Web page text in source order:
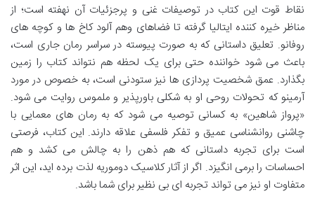
نقاط قوت این کتاب در توصیفات غنی و پرجزئیات آن نهفته است؛ از
مناظر خیره کننده ایتالیا گرفته تا فضاهای وهم آلود کاخ ها و کوچه های
روفانو. تعلیق داستانی که به صورت پیوسته در سراسر رمان جاری است،
باعث می شود خواننده حتی برای یک لحظه هم نتواند کتاب را زمین
بگذارد. عمق شخصیت پردازی ها نیز ستودنی است، به خصوص در مورد
آرمینو که تحولات روحی او به شکلی باورپذیر و ملموس روایت می شود.
«پرواز شاهین» به کسانی توصیه می شود که به رمان های معمایی با
چاشنی روانشناسی عمیق و تفکر فلسفی علاقه دارند. این کتاب، فرصتی
است برای تجربه داستانی که هم ذهن را به چالش می کشد و هم
احساسات را برمی انگیزد. اگر از آثار کلاسیک دوموریه لذت برده اید، این اثر
متفاوت او نیز می تواند تجربه ای بی نظیر برای شما باشد.